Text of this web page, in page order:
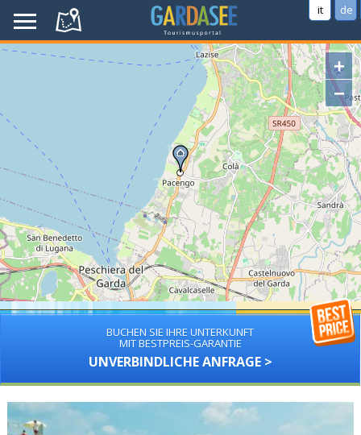
it de
+
−
BUCHEN SIE IHRE UNTERKUNFT
MIT BESTPREIS-GARANTIE
UNVERBINDLICHE ANFRAGE >